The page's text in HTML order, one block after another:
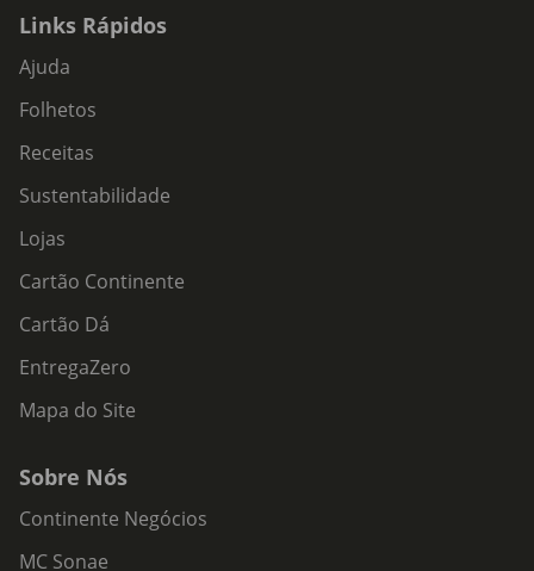
Links Rápidos
Ajuda
Folhetos
Receitas
Sustentabilidade
Lojas
Cartão Continente
Cartão Dá
EntregaZero
Mapa do Site
Sobre Nós
Continente Negócios
MC Sonae